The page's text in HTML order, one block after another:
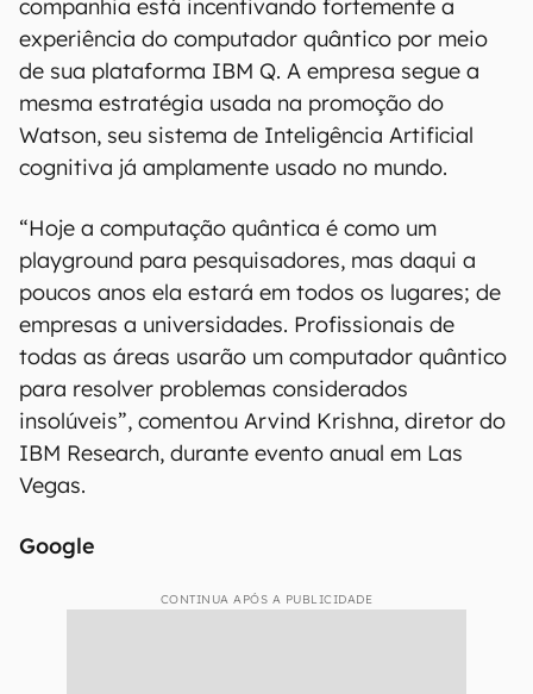
companhia está incentivando fortemente a
experiência do computador quântico por meio
de sua plataforma IBM Q. A empresa segue a
mesma estratégia usada na promoção do
Watson, seu sistema de Inteligência Artificial
cognitiva já amplamente usado no mundo.
“Hoje a computação quântica é como um
playground para pesquisadores, mas daqui a
poucos anos ela estará em todos os lugares; de
empresas a universidades. Profissionais de
todas as áreas usarão um computador quântico
para resolver problemas considerados
insolúveis”, comentou Arvind Krishna, diretor do
IBM Research, durante evento anual em Las
Vegas.
Google
CONTINUA APÓS A PUBLICIDADE